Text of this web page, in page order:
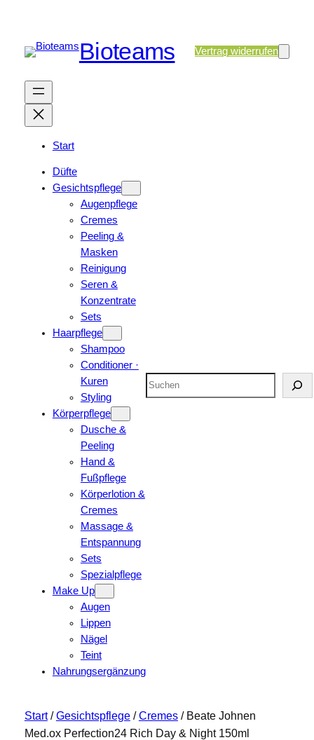
Bioteams Vertrag widerrufen
Start
Düfte
Gesichtspflege
Augenpflege
Cremes
Peeling &
Masken
Reinigung
Seren &
Konzentrate
Sets
Haarpflege
Shampoo
Conditioner ·
Kuren
Styling
Körperpflege
Dusche &
Peeling
Hand &
Fußpflege
Körperlotion &
Cremes
Massage &
Entspannung
Sets
Spezialpflege
Make Up
Augen
Lippen
Nägel
Teint
Nahrungsergänzung
Suchen
Start/Gesichtspflege/Cremes/ Beate Johnen
Med.ox Perfection24 Rich Day & Night 150ml